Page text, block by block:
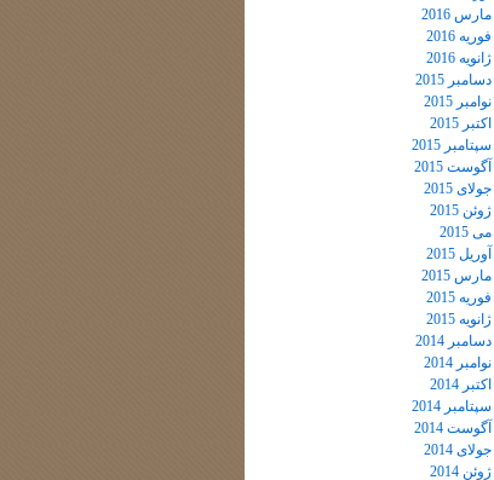
مارس 2016
فوریه 2016
ژانویه 2016
دسامبر 2015
نوامبر 2015
اکتبر 2015
سپتامبر 2015
آگوست 2015
جولای 2015
ژوئن 2015
می 2015
آوریل 2015
مارس 2015
فوریه 2015
ژانویه 2015
دسامبر 2014
نوامبر 2014
اکتبر 2014
سپتامبر 2014
آگوست 2014
جولای 2014
ژوئن 2014